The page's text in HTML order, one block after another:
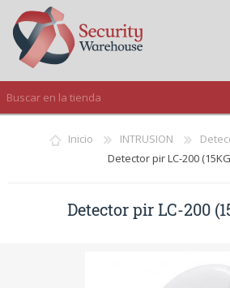
Inicio INTRUSION
Detector pir LC-200
Detector pir LC-200